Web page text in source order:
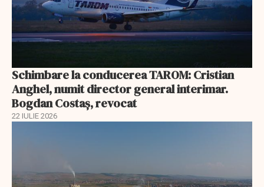
Schimbare la conducerea TAROM: Cristian
Anghel, numit director general interimar.
Bogdan Costaș, revocat
22 IULIE 2026